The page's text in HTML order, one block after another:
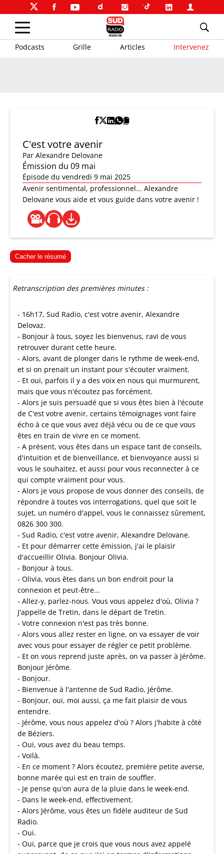
Podcasts Grille Articles Intervenez
C'est votre avenir
Par Alexandre Delovane
Émission du 09 mai
Épisode du vendredi 9 mai 2025
Avenir sentimental, professionnel... Alexandre
Delovane vous aide et vous guide dans votre avenir !
Cacher le résumé
Retranscription des premières minutes :
- 16h17, Sud Radio, c'est votre avenir, Alexandre
Delovaz.
- Bonjour à tous, soyez les bienvenus, ravi de vous
retrouver durant cette heure.
- Alors, avant de plonger dans le rythme de week-end,
et si on prenait un instant pour s'écouter vraiment.
- Et oui, parfois il y a des voix en nous qui murmurent,
mais que vous n'écoutez pas forcément.
- Alors je suis persuadé que si vous êtes bien à l'écoute
de C'est votre avenir, certains témoignages vont faire
écho à ce que vous avez déjà vécu ou de ce que vous
êtes en train de vivre en ce moment.
- A présent, vous êtes dans un espace tant de conseils,
d'intuition et de bienveillance, et bienvoyance aussi si
vous le souhaitez, et aussi pour vous reconnecter à ce
qui compte vraiment pour vous.
- Alors je vous propose de vous donner des conseils, de
répondre à toutes vos interrogations, quel que soit le
sujet, un numéro d'appel, vous le connaissez sûrement,
0826 300 300.
- Sud Radio, c'est votre avenir, Alexandre Delovane.
- Et pour démarrer cette émission, j'ai le plaisir
d'accueillir Olivia. Bonjour Olivia.
- Bonjour à tous.
- Olivia, vous êtes dans un bon endroit pour la
connexion et peut-être...
- Allez-y, parlez-nous. Vous vous appelez d'où, Olivia ?
J'appelle de Tretin, dans le départ de Tretin.
- Votre connexion n'est pas très bonne.
- Alors vous allez rester en ligne, on va essayer de voir
avec vous pour essayer de régler ce petit problème.
- Et on vous reprend juste après, on va passer à Jérôme.
Bonjour Jérôme.
- Bonjour.
- Bienvenue à l'antenne de Sud Radio, Jérôme.
- Bonjour, oui, moi aussi, ça me fait plaisir de vous
entendre.
- Jérôme, vous nous appelez d'où ? Alors j'habite à côté
de Béziers.
- Oui, vous avez du beau temps.
- Voilà.
- En ce moment ? Alors écoutez, première petite averse,
bonne marée qui est en train de souffler.
- Je pense qu'on aura de la pluie dans le week-end.
- Dans le week-end, effectivement.
- Alors Jérôme, vous êtes un fidèle auditeur de Sud
Radio.
- Oui.
- Oui, parce que je crois que vous nous avez appelé